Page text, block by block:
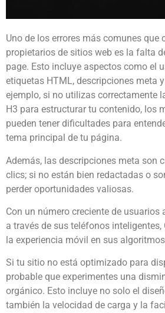
Uno de los errores más comunes que
propietarios de sitios web es la falta
page. Esto incluye aspectos como el
etiquetas HTML, descripciones meta
ejemplo, si no utilizas correctamente
H3 para estructurar tu contenido, los
pueden tener dificultades para
tema principal de tu página.
Además, las descripciones meta son
clics; si no están bien redactadas o
perder oportunidades valiosas.
Con un número creciente de usuarios
a través de sus teléfonos
la experiencia móvil en sus
Si tu sitio no está optimizado para
probable que experimentes una
orgánico. Esto incluye no solo el
también la velocidad de carga y la